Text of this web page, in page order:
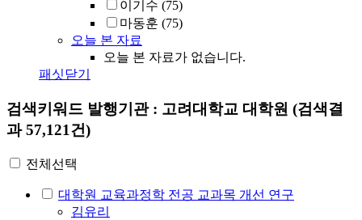
이기수 (75)
마동훈 (75)
오늘 본 자료
오늘 본 자료가 없습니다.
패싯닫기
검색키워드 발행기관 : 고려대학교 대학원 (검색결
과 57,121건)
전체선택
대학원 교육과정학 전공 교과목 개선 연구
김유리